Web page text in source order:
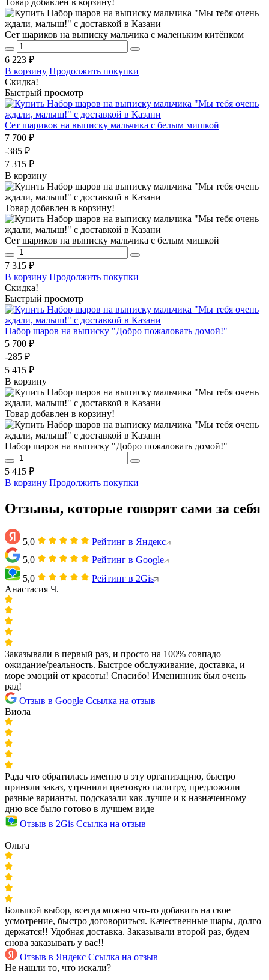
Сет шариков на выписку мальчика с маленьким китёнком
6 223 ₽
В корзину Продолжить покупки
Скидка!
Быстрый просмотр
Сет шариков на выписку мальчика с белым мишкой
7 700 ₽
-385 ₽
7 315 ₽
В корзину
Товар добавлен в корзину!
Сет шариков на выписку мальчика с белым мишкой
7 315 ₽
В корзину Продолжить покупки
Скидка!
Быстрый просмотр
Набор шаров на выписку "Добро пожаловать домой!"
5 700 ₽
-285 ₽
5 415 ₽
В корзину
Товар добавлен в корзину!
Набор шаров на выписку "Добро пожаловать домой!"
5 415 ₽
В корзину Продолжить покупки
Отзывы, которые говорят сами за себя
5,0
Рейтинг в Яндекс
5,0
Рейтинг в Google
5,0
Рейтинг в 2Gis
Анастасия Ч.
Заказывали в первый раз, и просто на 100% совпадо
ожидание/реальность. Быстрое обслуживание, доставка, и
море эмоций от красоты! Спасибо! Именинник был очень
рад!
Отзыв в Google Ссылка на отзыв
Виола
Рада что обратилась именно в эту организацию, быстро
приняли заказ, утрчнили цветовую палитру, предложили
разные варианты, подсказали как лучше и к назначенному
дню все было готово в лучшем виде
Отзыв в 2Gis Ссылка на отзыв
Ольга
Большой выбор, всегда можно что-то добавить на свое
усмотрение, быстро договориться. Качественные шары, долго
держатся!! Удобная доставка. Заказывали второй раз, будем
снова заказывать у вас!!
Отзыв в Яндекс Ссылка на отзыв
Не нашли то, что искали?